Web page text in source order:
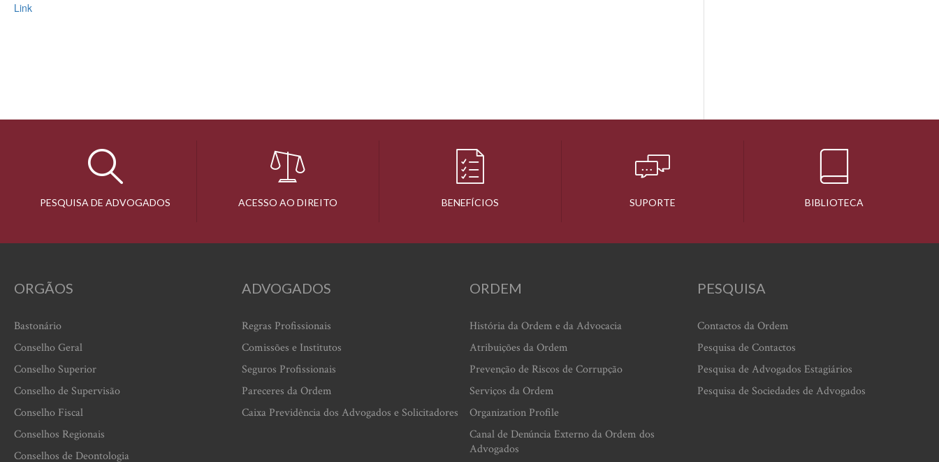
Link
PESQUISA DE ADVOGADOS ACESSO AO DIREITO BENEFÍCIOS SUPORTE BIBLIOTECA
ORGÃOS
Bastonário
Conselho Geral
Conselho Superior
Conselho de Supervisão
Conselho Fiscal
Conselhos Regionais
Conselhos de Deontologia
ADVOGADOS
Regras Profissionais
Comissões e Institutos
Seguros Profissionais
Pareceres da Ordem
Caixa Previdência dos Advogados e Solicitadores
ORDEM
História da Ordem e da Advocacia
Atribuições da Ordem
Prevenção de Riscos de Corrupção
Serviços da Ordem
Organization Profile
Canal de Denúncia Externo da Ordem dos
Advogados
PESQUISA
Contactos da Ordem
Pesquisa de Contactos
Pesquisa de Advogados Estagiários
Pesquisa de Sociedades de Advogados